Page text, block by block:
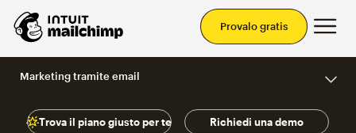
Provalo gratis
Marketing tramite email
Trova il piano giusto per te Richiedi una demo